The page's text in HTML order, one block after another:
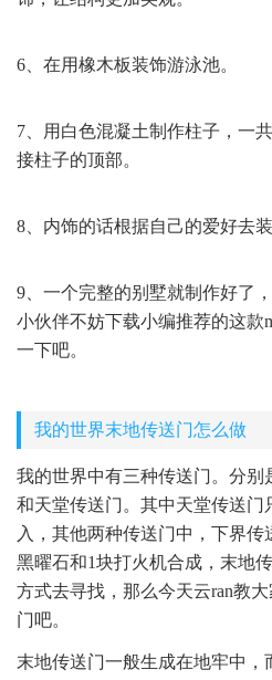
6、在用橡木板装饰游泳池。
7、用白色混凝土制作柱子，一
接柱子的顶部。
8、内饰的话根据自己的爱好去装
9、一个完整的别墅就制作好了
小伙伴不妨下载小编推荐的这款
一下吧。
我的世界末地传送门怎么做
我的世界中有三种传送门。分别
和天堂传送门。其中天堂传送门
入，其他两种传送门中，下界
黑曜石和1块打火机合成，末地
方式去寻找，那么今天云ran教
门吧。
末地传送门一般生成在地牢中